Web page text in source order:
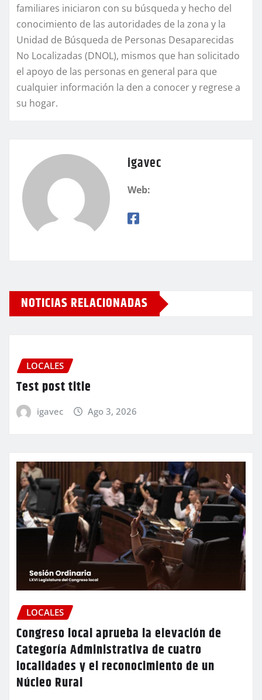
familiares iniciaron con su búsqueda y hecho del
conocimiento de las autoridades de la zona y la
Unidad de Búsqueda de Personas Desaparecidas
No Localizadas (DNOL), mismos que han solicitado
el apoyo de las personas en general para que
cualquier información la den a conocer y regrese a
su hogar.
igavec
Web:
NOTICIAS RELACIONADAS
LOCALES
Test post title
igavec Ago 3, 2026
LOCALES
Congreso local aprueba la elevación de
Categoría Administrativa de cuatro
localidades y el reconocimiento de un
Núcleo Rural